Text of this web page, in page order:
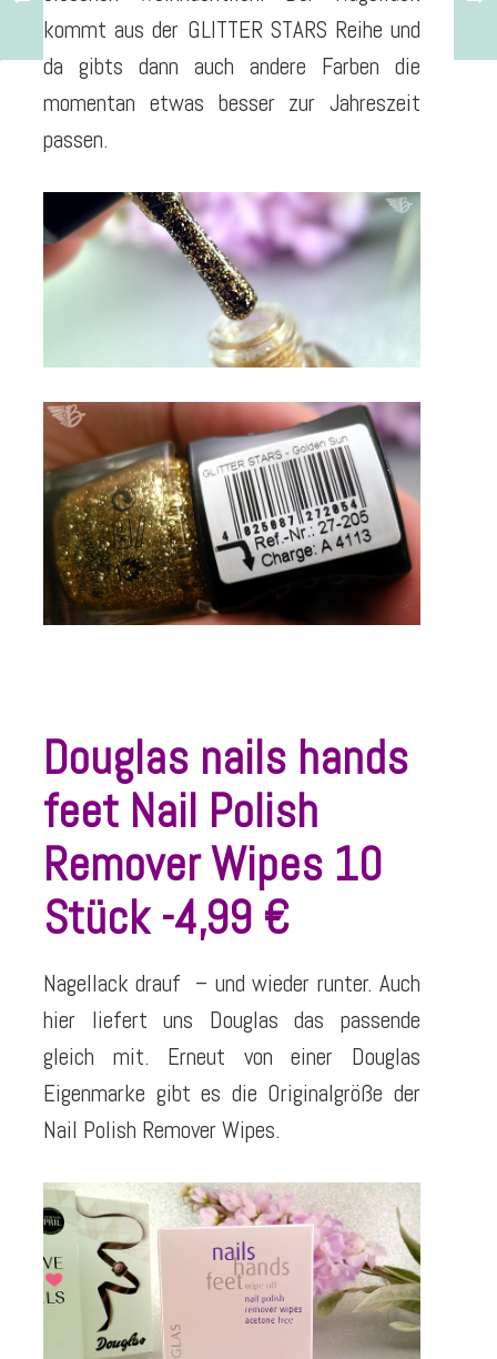
kommt aus der GLITTER STARS Reihe und
da gibts dann auch andere Farben die
momentan etwas besser zur Jahreszeit
passen.
Douglas nails hands
feet Nail Polish
Remover Wipes 10
Stück -4,99 €
Nagellack drauf – und wieder runter. Auch
hier liefert uns Douglas das passende
gleich mit. Erneut von einer Douglas
Eigenmarke gibt es die Originalgröße der
Nail Polish Remover Wipes.